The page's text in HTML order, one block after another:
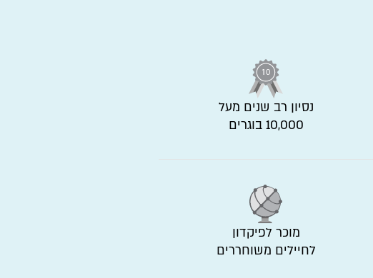
נסיון רב שנים מעל
10,000 בוגרים
מוכר לפיקדון
לחיילים משוחררים